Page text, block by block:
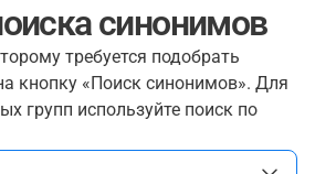
синонимов
требуется подобрать
кнопку «Поиск синонимов». Для
групп используйте поиск по